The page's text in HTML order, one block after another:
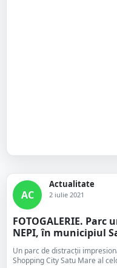
AC
Actualitate
2 iulie 2021
FOTOGALERIE.
NEPI, în municipiul
Un parc de distracții
Shopping City Satu Mare al